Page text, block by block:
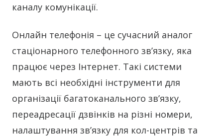
каналу комунікації.
Онлайн телефонія – це сучасний аналог
стаціонарного телефонного зв’язку, яка
працює через Інтернет. Такі системи
мають всі необхідні інструменти для
організації багатоканального зв’язку,
переадресації дзвінків на різні номери,
налаштування зв’язку для кол-центрів та